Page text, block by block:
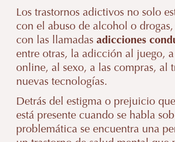
Los trastornos adictivos no solo
con el abuso de alcohol o
con las llamadas adicciones
entre otras, la adicción al juego, a
online, al sexo, a las compras, al
nuevas tecnologías.
Detrás del estigma o prejuicio
está presente cuando se habla
problemática se encuentra una